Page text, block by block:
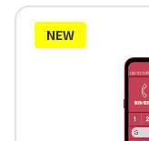
NEW